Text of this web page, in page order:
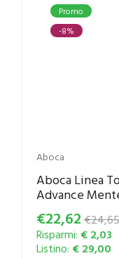
Promo
-8%
Aboca
Aboca Linea
Advance
€22,62 €24,65
Risparmi: € 2,03
Listino: € 29,00